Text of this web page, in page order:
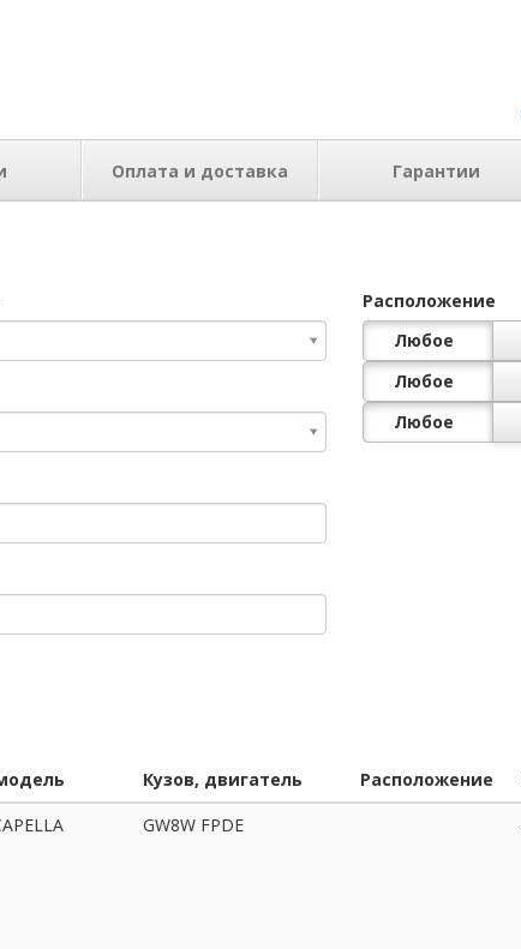
Оплата и доставка Гарантии
Расположение
Любое
Любое
Любое
Кузов, двигатель Расположение
GW8W FPDE